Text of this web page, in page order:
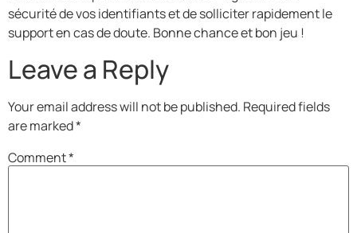
sécurité de vos identifiants et de solliciter rapidement le
support en cas de doute. Bonne chance et bon jeu !
Leave a Reply
Your email address will not be published. Required fields
are marked*
Comment*